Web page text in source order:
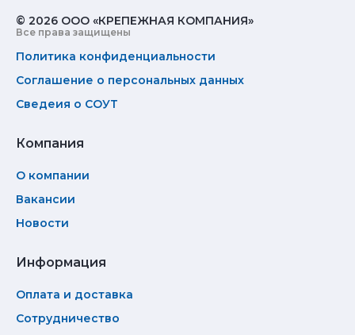
© 2026 ООО «КРЕПЕЖНАЯ КОМПАНИЯ»
Все права защищены
Политика конфиденциальности
Соглашение о персональных данных
Сведеия о СОУТ
Компания
О компании
Вакансии
Новости
Информация
Оплата и доставка
Сотрудничество